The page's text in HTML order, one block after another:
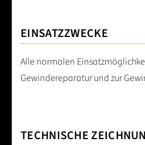
EINSATZZWECKE
Alle normalen
Gewindereparatur und zur
TECHNISCHE